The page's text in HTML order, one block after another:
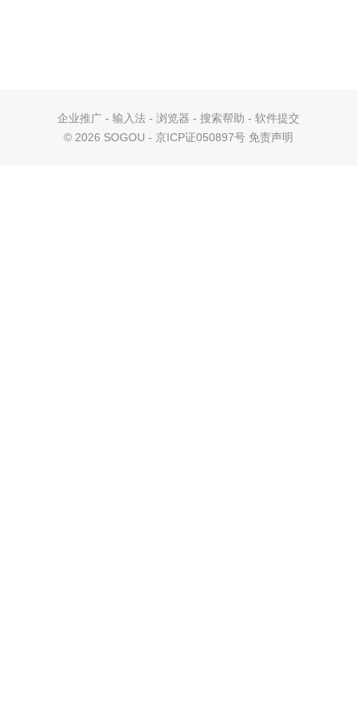
企业推广 - 输入法 - 浏览器 - 搜索帮助 - 软件提交
© 2026 SOGOU - 京ICP证050897号 免责声明